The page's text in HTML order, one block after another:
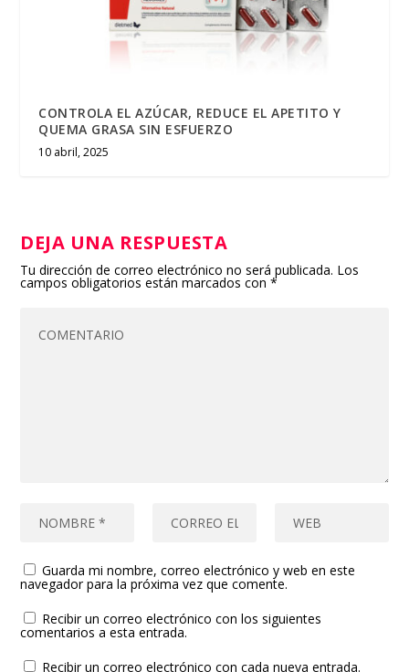
CONTROLA EL AZÚCAR, REDUCE EL APETITO Y
QUEMA GRASA SIN ESFUERZO
10 abril, 2025
DEJA UNA RESPUESTA
Tu dirección de correo electrónico no será publicada. Los
campos obligatorios están marcados con*
Guarda mi nombre, correo electrónico y web en este
navegador para la próxima vez que comente.
Recibir un correo electrónico con los siguientes
comentarios a esta entrada.
Recibir un correo electrónico con cada nueva entrada.